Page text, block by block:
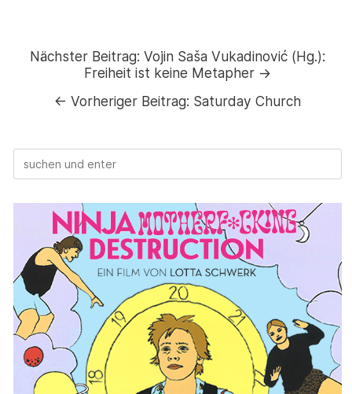
Nächster Beitrag: Vojin Saša Vukadinović (Hg.):
Freiheit ist keine Metapher →
← Vorheriger Beitrag: Saturday Church